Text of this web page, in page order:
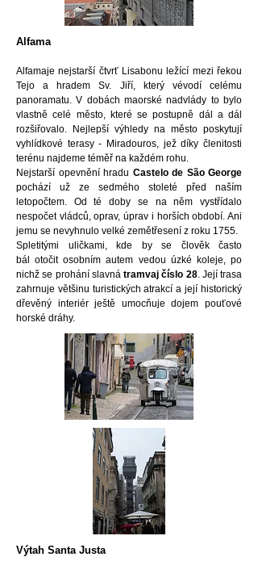
Alfama
Alfamaje nejstarší čtvrť Lisabonu ležící mezi řekou
Tejo a hradem Sv. Jiří, který vévodí celému
panoramatu. V dobách maorské nadvlády to bylo
vlastně celé město, které se postupně dál a dál
rozšiřovalo. Nejlepší výhledy na město poskytují
vyhlídkové terasy - Miradouros, jež díky členitosti
terénu najdeme téměř na každém rohu.
Nejstarší opevnění hradu Castelo de São George
pochází už ze sedmého stoleté před naším
letopočtem. Od té doby se na něm vystřídalo
nespočet vládců, oprav, úprav i horších období. Ani
jemu se nevyhnulo velké zemětřesení z roku 1755.
Spletitými uličkami, kde by se člověk často
bál otočit osobním autem vedou úzké koleje, po
nichž se prohání slavná tramvaj číslo 28. Její trasa
zahrnuje většinu turistických atrakcí a její historický
dřevěný interiér ještě umocňuje dojem pouťové
horské dráhy.
Výtah Santa Justa